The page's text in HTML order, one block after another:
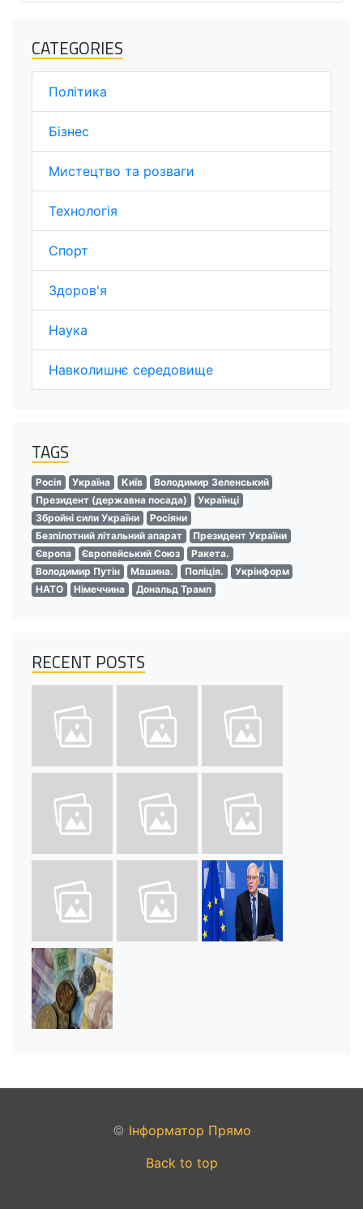
CATEGORIES
Політика
Бізнес
Мистецтво та розваги
Технологія
Спорт
Здоров'я
Наука
Навколишнє середовище
TAGS
Росія Україна Київ
Володимир Зеленський
Президент (державна посада)
Українці
Збройні сили України
Росіяни
Безпілотний літальний апарат
Президент України
Європа
Європейський Союз
Ракета.
Володимир Путін
Машина. Поліція.
Укрінформ
НАТО
Німеччина Дональд Трамп
RECENT POSTS
© Інформатор Прямо
Back to top